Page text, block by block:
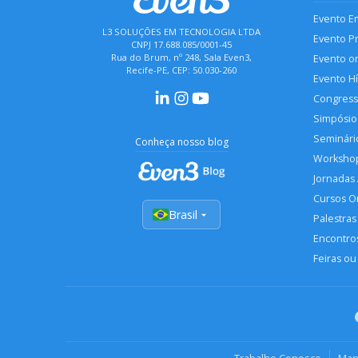
L3 SOLUÇÕES EM TECNOLOGIA LTDA
CNPJ 17.688.085/0001-45
Rua do Brum, nº 248, Sala Even3,
Recife-PE, CEP: 50.030-260
Conheça nosso blog
Brasil
Evento
Evento
Evento
Evento
Simpósio
Cursos
Palestras
Feiras